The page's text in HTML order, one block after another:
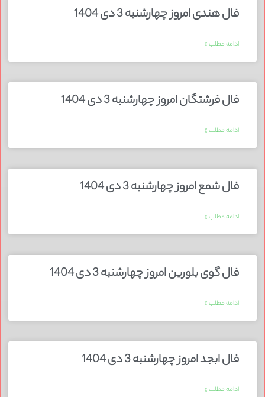
فال هندی امروز چهارشنبه 3 دی 1404
ادامه مطلب »
فال فرشتگان امروز چهارشنبه 3 دی 1404
ادامه مطلب »
فال شمع امروز چهارشنبه 3 دی 1404
ادامه مطلب »
فال گوی بلورین امروز چهارشنبه 3 دی 1404
ادامه مطلب »
فال ابجد امروز چهارشنبه 3 دی 1404
ادامه مطلب »